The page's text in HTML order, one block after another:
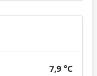
7,9 °C